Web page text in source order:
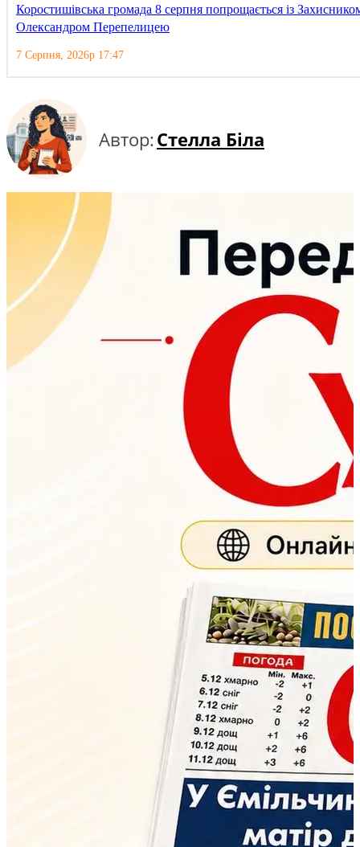
Коростишівська громада 8 серпня попрощається із
Олександром Перепелицею
7 Серпня, 2026р 17:47
Автор:Стелла Біла